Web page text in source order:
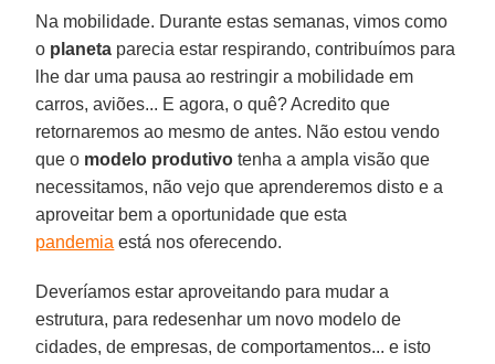
Na mobilidade. Durante estas semanas, vimos como
o planeta parecia estar respirando, contribuímos para
lhe dar uma pausa ao restringir a mobilidade em
carros, aviões... E agora, o quê? Acredito que
retornaremos ao mesmo de antes. Não estou vendo
que o modelo produtivo tenha a ampla visão que
necessitamos, não vejo que aprenderemos disto e a
aproveitar bem a oportunidade que esta
pandemia está nos oferecendo.
Deveríamos estar aproveitando para mudar a
estrutura, para redesenhar um novo modelo de
cidades, de empresas, de comportamentos... e isto